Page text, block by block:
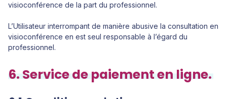
visioconférence de la part du professionnel.
L’Utilisateur interrompant de manière abusive la consultation en
visioconférence en est seul responsable à l’égard du
professionnel.
6. Service de paiement en ligne.